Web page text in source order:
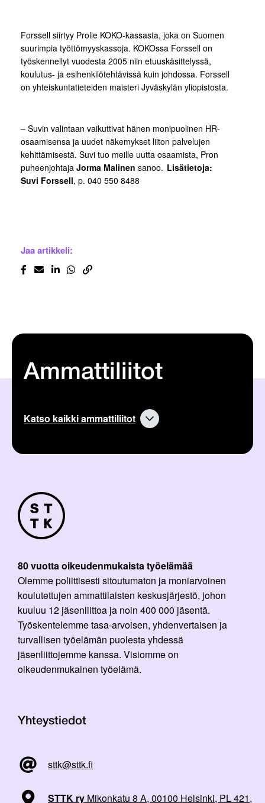
Forssell siirtyy Prolle KOKO-kassasta, joka on Suomen
suurimpia työttömyyskassoja. KOKOssa Forssell on
työskennellyt vuodesta 2005 niin etuuskäsittelyssä,
koulutus- ja esihenkilötehtävissä kuin johdossa. Forssell
on yhteiskuntatieteiden maisteri Jyväskylän yliopistosta.
– Suvin valintaan vaikuttivat hänen monipuolinen HR-
osaamisensa ja uudet näkemykset liiton palvelujen
kehittämisestä. Suvi tuo meille uutta osaamista, Pron
puheenjohtaja Jorma Malinen sanoo. Lisätietoja:
Suvi Forssell, p. 040 550 8488
Jaa artikkeli:
Ammattiliitot
Katso kaikki ammattiliitot
80 vuotta oikeudenmukaista työelämää
Olemme poliittisesti sitoutumaton ja moniarvoinen
koulutettujen ammattilaisten keskusjärjestö, johon
kuuluu 12 jäsenliittoa ja noin 400 000 jäsentä.
Työskentelemme tasa-arvoisen, yhdenvertaisen ja
turvallisen työelämän puolesta yhdessä
jäsenliittojemme kanssa. Visiomme on
oikeudenmukainen työelämä.
Yhteystiedot
sttk@sttk.fi
STTK ry Mikonkatu 8 A, 00100 Helsinki, PL 421,